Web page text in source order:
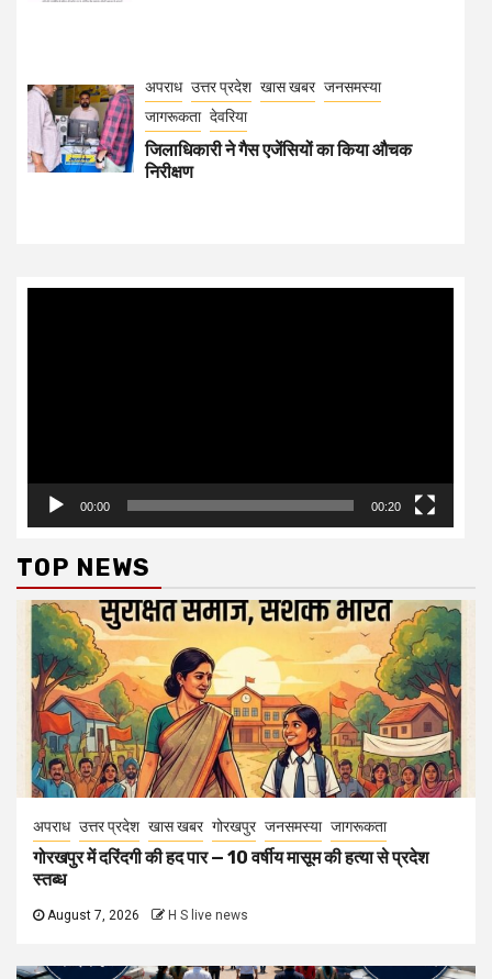
अपराध उत्तर प्रदेश खास खबर जनसमस्या
जागरूकता देवरिया
जिलाधिकारी ने गैस एजेंसियों का किया औचक
निरीक्षण
00:00 00:20
TOP NEWS
अपराध उत्तर प्रदेश खास खबर गोरखपुर जनसमस्या जागरूकता
गोरखपुर में दरिंदगी की हद पार — 10 वर्षीय मासूम की हत्या से प्रदेश
स्तब्ध
August 7, 2026 H S live news